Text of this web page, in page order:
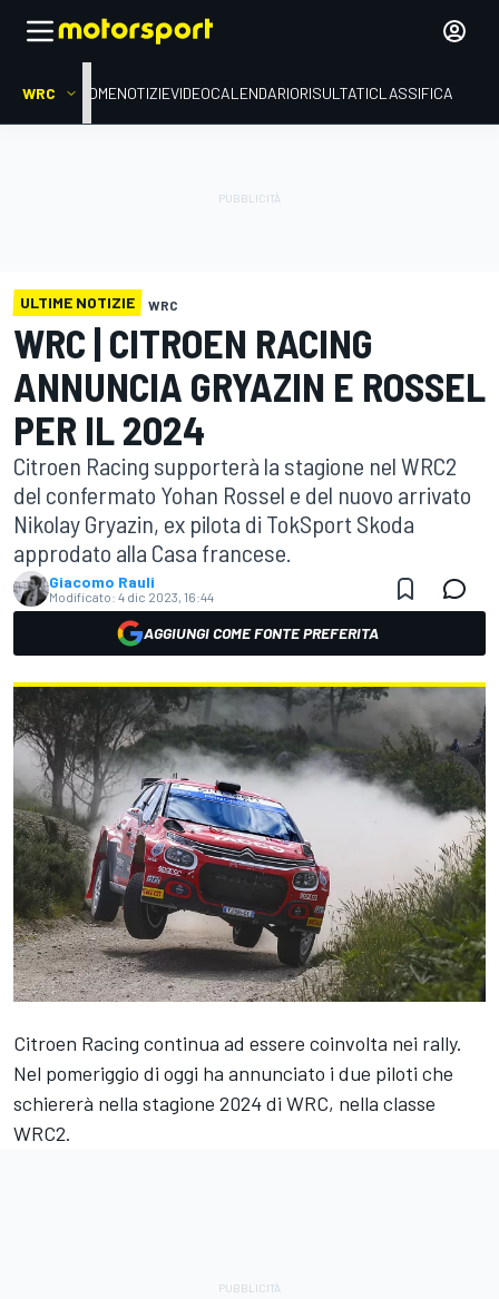
WRC HOMENOTIZIEVIDEOCALENDARIORISULTATICLASSIFICA
ULTIME NOTIZIE WRC
WRC | CITROEN RACING
ANNUNCIA GRYAZIN E ROSSEL
PER IL 2024
Citroen Racing supporterà la stagione nel WRC2
del confermato Yohan Rossel e del nuovo arrivato
Nikolay Gryazin, ex pilota di TokSport Skoda
approdato alla Casa francese.
Giacomo Rauli
Modificato: 4 dic 2023, 16:44
AGGIUNGI COME FONTE PREFERITA
Citroen Racing continua ad essere coinvolta nei rally.
Nel pomeriggio di oggi ha annunciato i due piloti che
schiererà nella stagione 2024 di WRC, nella classe
WRC2.